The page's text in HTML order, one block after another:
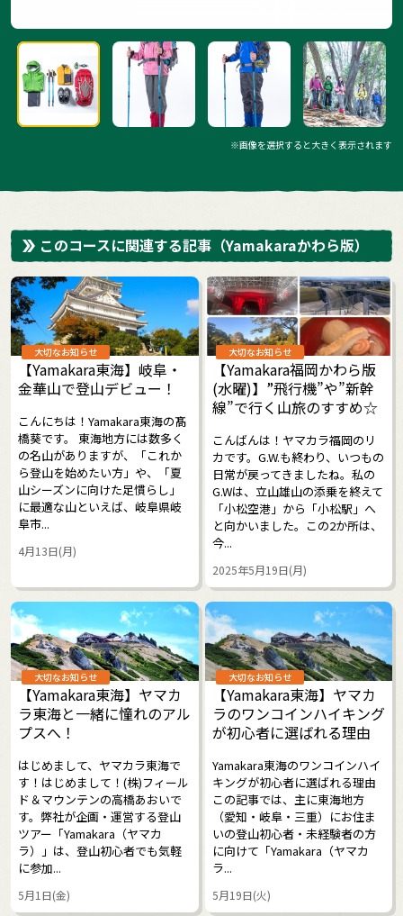
※画像を選択すると大きく表示されます
このコースに関連する記事 （Yamakaraかわら版）
大切なお知らせ
【Yamakara東海】岐阜・
金華山で登山デビュー！
こんにちは！Yamakara東海の髙
橋葵です。 東海地方には数多く
の名山がありますが、「これか
ら登山を始めたい方」や、「夏
山シーズンに向けた足慣らし」
に最適な山といえば、岐阜県岐
阜市...
4月13日(月)
大切なお知らせ
【Yamakara福岡かわら版
(水曜)】”飛行機”や”新幹
線”で行く山旅のすすめ☆
こんばんは！ヤマカラ福岡のリ
カです。G.W.も終わり、いつもの
日常が戻ってきましたね。私の
G.Wは、立山雄山の添乗を終えて
「小松空港」から「小松駅」へ
と向かいました。この2か所は、
今...
2025年5月19日(月)
大切なお知らせ
【Yamakara東海】ヤマカ
ラ東海と一緒に憧れのアル
プスへ！
はじめまして、ヤマカラ東海で
す！はじめまして！(株)フィール
ド＆マウンテンの高橋あおいで
す。弊社が企画・運営する登山
ツアー「Yamakara（ヤマカ
ラ）」は、登山初心者でも気軽
に参加...
5月1日(金)
大切なお知らせ
【Yamakara東海】ヤマカ
ラのワンコインハイキング
が初心者に選ばれる理由
Yamakara東海のワンコインハイ
キングが初心者に選ばれる理由
この記事では、主に東海地方
（愛知・岐阜・三重）にお住ま
いの登山初心者・未経験者の方
に向けて「Yamakara（ヤマカ
ラ...
5月19日(火)